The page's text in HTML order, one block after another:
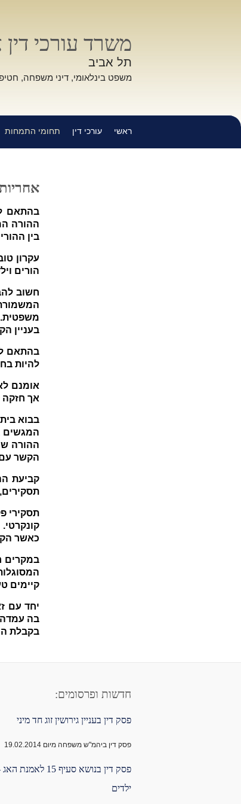
משרד עורכי דין
תל אביב
משפט בינלאומי, דיני משפחה,
ראשי עורכי דין תחומי התמחות
בהתאם
ההורה
בין
עקרון
הורים
חשוב
משפטית.
בעניין
להיות
אומנם
אך חזקה
בבוא
המגשים
ההורה
הקשר עם
קביעת
תסקירי
כאשר
במקרים
קיימים
יחד עם
בה עמדה
בקבלת
חדשות ופרסומים:
פסק דין בעניין גירושין זוג חד מיני
פסק דין ביהמ"ש משפחה מיום 19.02.2014
פסק דין בנושא סעיף 15
ילדים